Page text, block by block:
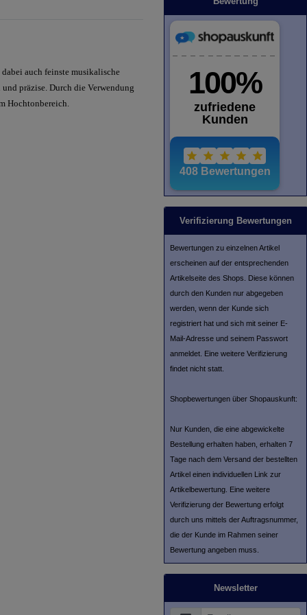
auch feinste musikalische
präzise. Durch die Verwendung
Hochtonbereich.
Verifizierung Bewertungen
Bewertungen zu einzelnen Artikel
erscheinen auf der entsprechenden
Artikelseite des Shops. Diese können
durch den Kunden nur abgegeben
werden, wenn der Kunde sich
registriert hat und sich mit seiner E-
Mail-Adresse und seinem Passwort
anmeldet. Eine weitere Verifizierung
findet nicht statt.
Shopbewertungen über Shopauskunft:
Nur Kunden, die eine abgewickelte
Bestellung erhalten haben, erhalten 7
Tage nach dem Versand der bestellten
Artikel einen individuellen Link zur
Artikelbewertung. Eine weitere
Verifizierung der Bewertung erfolgt
durch uns mittels der Auftragsnummer,
die der Kunde im Rahmen seiner
Bewertung angeben muss.
Newsletter